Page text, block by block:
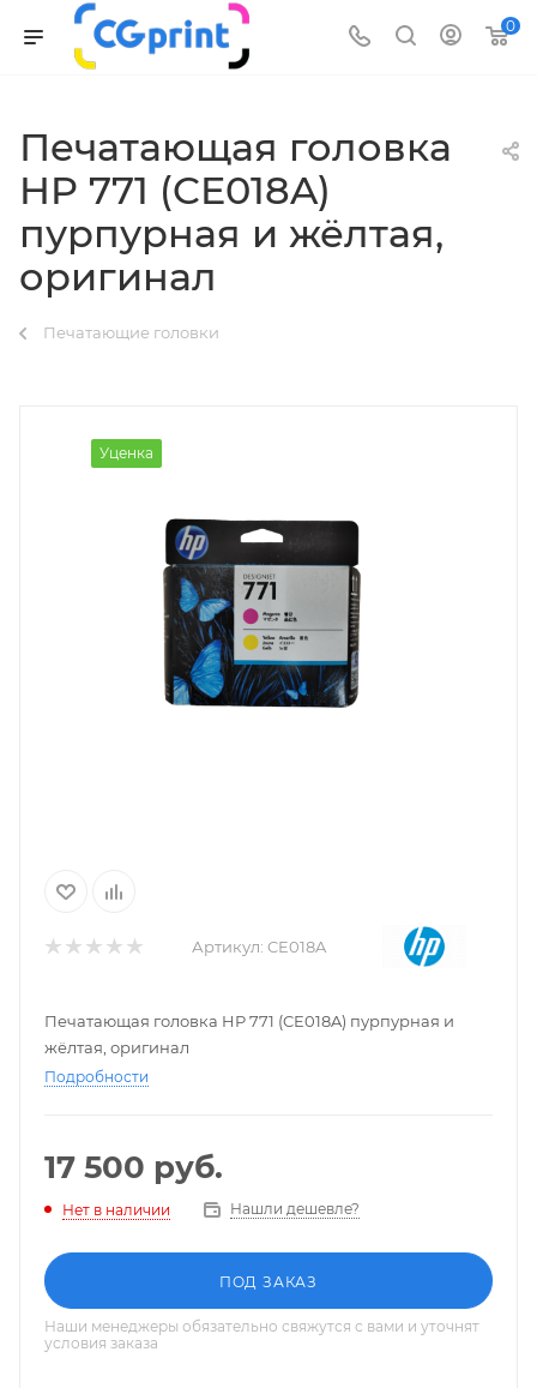
0
Печатающая головка
HP 771 (CE018A)
пурпурная и жёлтая,
оригинал
Печатающие головки
Уценка
Артикул: CE018A
Печатающая головка HP 771 (CE018A) пурпурная и
жёлтая, оригинал
Подробности
17 500 руб.
Нет в наличии Нашли дешевле?
ПОД ЗАКАЗ
Наши менеджеры обязательно свяжутся с вами и уточнят
условия заказа